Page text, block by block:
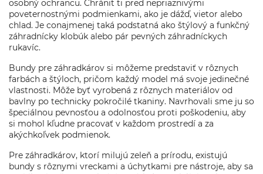
osobný ochrancu. Chránit ti pred nepriaznivými
poveternostnými podmienkami, ako je dážď, vietor alebo
chlad. Je conajmenej taká podstatná ako štýlový a funkčný
záhradnícky klobúk alebo pár pevných záhradníckych
rukavíc.
Bundy pre záhradkárov si môžeme predstaviť v rôznych
farbách a štýloch, pričom každý model má svoje jedinečné
vlastnosti. Môže byť vyrobená z rôznych materiálov od
bavlny po technicky pokročilé tkaniny. Navrhovali sme ju so
špeciálnou pevnosťou a odolnosťou proti poškodeniu, aby
si mohol kľudne pracovať v každom prostredí a za
akýchkoľvek podmienok.
Pre záhradkárov, ktorí milujú zeleň a prírodu, existujú
bundy s rôznymi vreckami a úchytkami pre nástroje, aby sa